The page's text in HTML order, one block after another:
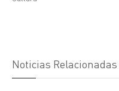
Noticias Relacionadas